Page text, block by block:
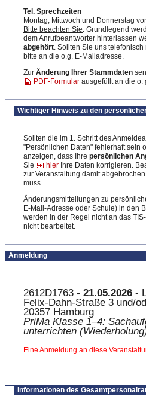
Tel. Sprechzeiten
Montag, Mittwoch und Donnerstag
Bitte beachten Sie: Grundlegend
dem Anrufbeantworter hinterlassen
abgehört. Sollten Sie uns
bitte an die o.g. E-Mailadresse.
Zur Änderung Ihrer Stammdaten
PDF-Formular ausgefüllt an die o.
Wichtiger Hinweis zu den
Sollten die im 1. Schritt des
"Persönlichen Daten" fehlerhaft sein
anzeigen, dass Ihre persönlichen
Sie
hier Ihre Daten korrigieren.
zur Veranstaltung damit
muss.
Änderungsmitteilungen zu
E-Mail-Adresse oder Schule) in den
werden in der Regel nicht an das
nicht bearbeitet.
Anmeldung
2612D1763 - 21.05.2026 -
Felix-Dahn-Straße 3 und/
20357 Hamburg
PriMa Klasse 1–4:
unterrichten
Eine Anmeldung an diese
Informationen des